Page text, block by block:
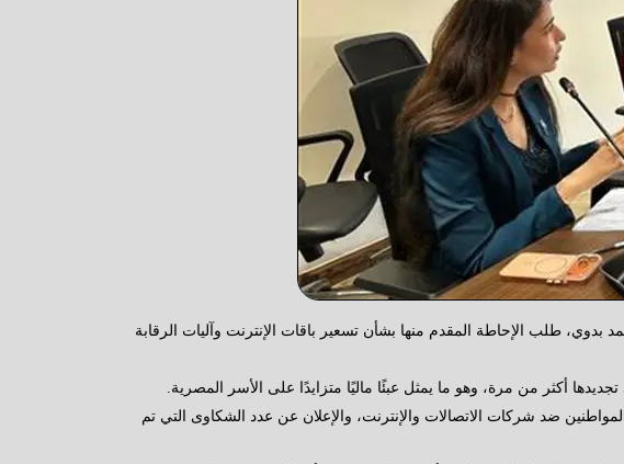
بدوي، طلب الإحاطة المقدم منها بشأن تسعير باقات الإنترنت وآليات الرقابة
أكثر من مرة، وهو ما يمثل عبئًا ماليًا متزايدًا على الأسر المصرية.
ضد شركات الاتصالات والإنترنت، والإعلان عن عدد الشكاوى التي تم